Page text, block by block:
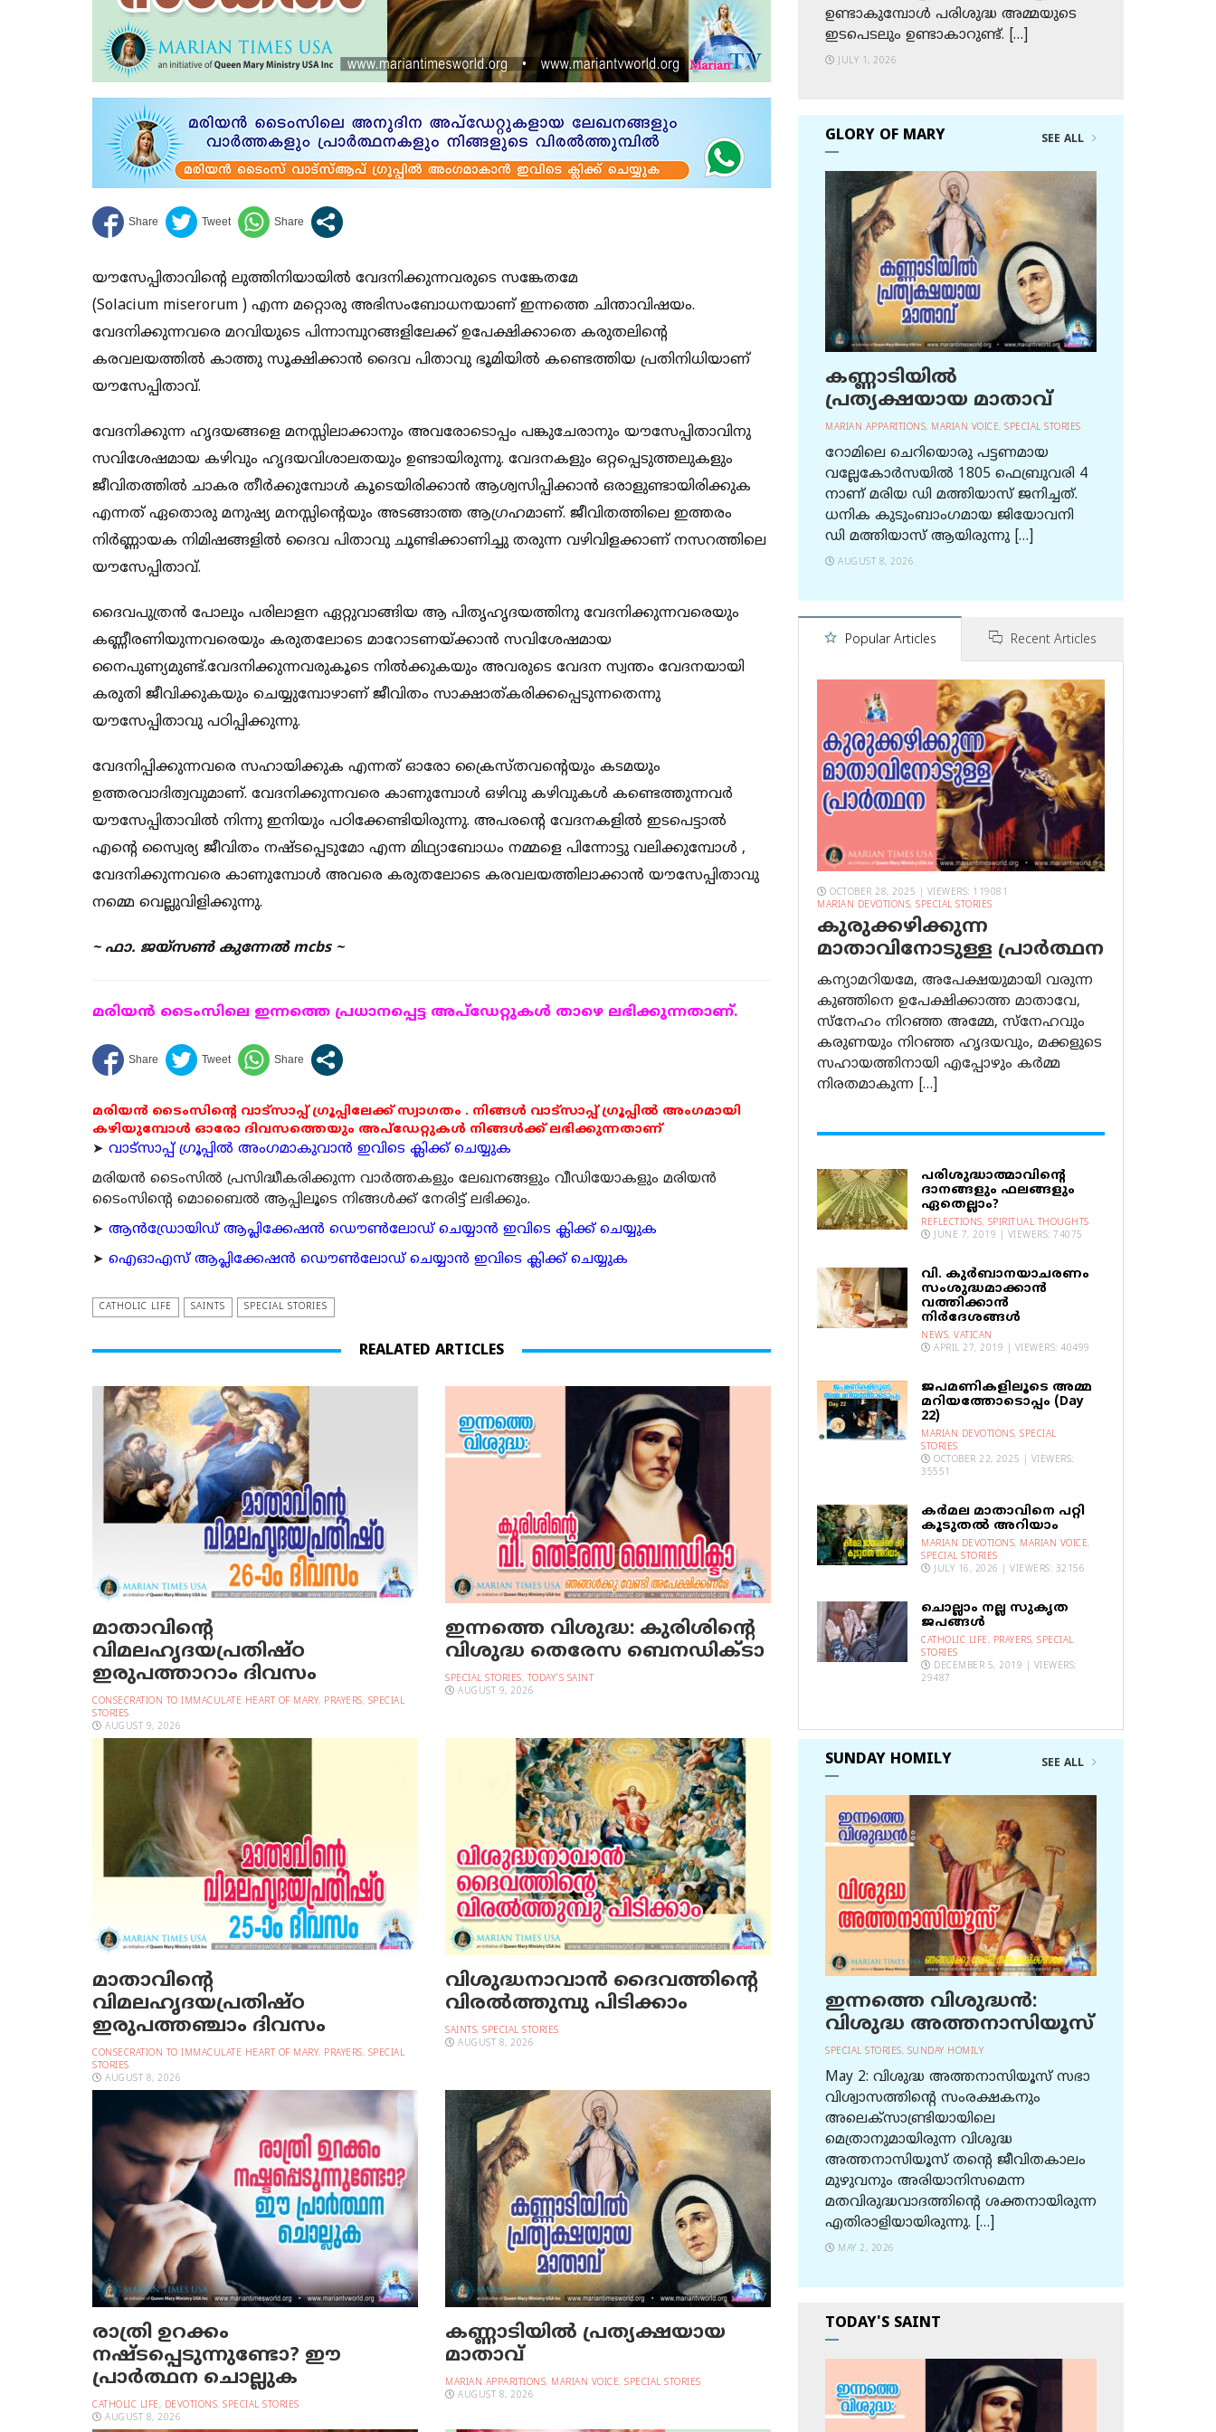
യൗസേപ്പിതാവിൻ്റെ ലുത്തിനിയായിൽ വേദനിക്കുന്നവരുടെ സങ്കേതമേ
(Solacium miserorum ) എന്ന മറ്റൊരു അഭിസംബോധനയാണ് ഇന്നത്തെ ചിന്താവിഷയം.
വേദനിക്കുന്നവരെ മറവിയുടെ പിന്നാമ്പുറങ്ങളിലേക്ക് ഉപേക്ഷിക്കാതെ കരുതലിൻ്റെ
കരവലയത്തിൽ കാത്തു സൂക്ഷിക്കാൻ ദൈവ പിതാവു ഭൂമിയിൽ കണ്ടെത്തിയ പ്രതിനിധിയാണ്
യൗസേപ്പിതാവ്.
വേദനിക്കുന്ന ഹൃദയങ്ങളെ മനസ്സിലാക്കാനും അവരോടൊപ്പം പങ്കുചേരാനും യൗസേപ്പിതാവിനു
സവിശേഷമായ കഴിവും ഹൃദയവിശാലതയും ഉണ്ടായിരുന്നു. വേദനകളും ഒറ്റപ്പെടുത്തലുകളും
ജീവിതത്തിൽ ചാകര തീർക്കുമ്പോൾ കൂടെയിരിക്കാൻ ആശ്വസിപ്പിക്കാൻ ഒരാളുണ്ടായിരിക്കുക
എന്നത് ഏതൊരു മനുഷ്യ മനസ്സിൻ്റെയും അടങ്ങാത്ത ആഗ്രഹമാണ്. ജീവിതത്തിലെ ഇത്തരം
നിർണ്ണായക നിമിഷങ്ങളിൽ ദൈവ പിതാവു ചൂണ്ടിക്കാണിച്ചു തരുന്ന വഴിവിളക്കാണ് നസറത്തിലെ
യൗസേപ്പിതാവ്.
ദൈവപുത്രൻ പോലും പരിലാളന ഏറ്റുവാങ്ങിയ ആ പിതൃഹൃദയത്തിനു വേദനിക്കുന്നവരെയും
കണ്ണീരണിയുന്നവരെയും കരുതലോടെ മാറോടണയ്ക്കാൻ സവിശേഷമായ
നൈപുണ്യമുണ്ട്.വേദനിക്കുന്നവരുകൂടെ നിൽക്കുകയും അവരുടെ വേദന സ്വന്തം വേദനയായി
കരുതി ജീവിക്കുകയും ചെയ്യുമ്പോഴാണ് ജീവിതം സാക്ഷാത്കരിക്കപ്പെടുന്നതെന്നു
യൗസേപ്പിതാവു പഠിപ്പിക്കുന്നു.
വേദനിപ്പിക്കുന്നവരെ സഹായിക്കുക എന്നത് ഓരോ ക്രൈസ്തവൻ്റെയും കടമയും
ഉത്തരവാദിത്വവുമാണ്. വേദനിക്കുന്നവരെ കാണുമ്പോൾ ഒഴിവു കഴിവുകൾ കണ്ടെത്തുന്നവർ
യൗസേപ്പിതാവിൽ നിന്നു ഇനിയും പഠിക്കേണ്ടിയിരുന്നു. അപരൻ്റെ വേദനകളിൽ ഇടപെട്ടാൽ
എൻ്റെ സ്വൈര്യ ജീവിതം നഷ്ടപ്പെടുമോ എന്ന മിഥ്യാബോധം നമ്മളെ പിന്നോട്ടു വലിക്കുമ്പോൾ ,
വേദനിക്കുന്നവരെ കാണുമ്പോൾ അവരെ കരുതലോടെ കരവലയത്തിലാക്കാൻ യൗസേപ്പിതാവു
നമ്മെ വെല്ലുവിളിക്കുന്നു.
~ ഫാ. ജയ്സൺ കുന്നേൽ mcbs ~
മരിയന്‍ ടൈംസിലെ ഇന്നത്തെ പ്രധാനപ്പെട്ട അപ്ഡേറ്റുകള്‍ താഴെ ലഭിക്കുന്നതാണ്.
മരിയൻ ടൈംസിന്റെ വാട്സാപ്പ് ഗ്രൂപ്പിലേക്ക് സ്വാഗതം . നിങ്ങൾ വാട്സാപ്പ് ഗ്രൂപ്പിൽ അംഗമായി
കഴിയുമ്പോൾ ഓരോ ദിവസത്തെയും അപ്ഡേറ്റുകൾ നിങ്ങൾക്ക് ലഭിക്കുന്നതാണ്
➤ വാട്സാപ്പ് ഗ്രൂപ്പിൽ അംഗമാകുവാൻ ഇവിടെ ക്ലിക്ക് ചെയ്യുക
മരിയന്‍ ടൈംസില്‍ പ്രസിദ്ധീകരിക്കുന്ന വാര്‍ത്തകളും ലേഖനങ്ങളും വീഡിയോകളും മരിയന്‍
ടൈംസിന്റെ മൊബൈല്‍ ആപ്പിലൂടെ നിങ്ങള്‍ക്ക് നേരിട്ട് ലഭിക്കും.
➤ ആന്‍ഡ്രോയിഡ് ആപ്ലിക്കേഷന്‍ ഡൌണ്‍ലോഡ് ചെയ്യാന്‍ ഇവിടെ ക്ലിക്ക് ചെയ്യുക
➤ ഐഓഎസ് ആപ്ലിക്കേഷന്‍ ഡൌണ്‍ലോഡ് ചെയ്യാന്‍ ഇവിടെ ക്ലിക്ക് ചെയ്യുക
CATHOLIC LIFE SAINTS SPECIAL STORIES
REALATED ARTICLES
മാതാവിന്റെ
വിമലഹൃദയപ്രതിഷ്ഠ
ഇരുപത്താറാം ദിവസം
CONSECRATION TO IMMACULATE HEART OF MARY, PRAYERS, SPECIAL
STORIES
AUGUST 9, 2026
ഇന്നത്തെ വിശുദ്ധ: കുരിശിന്റെ
വിശുദ്ധ തെരേസ ബെനഡിക്ടാ
SPECIAL STORIES, TODAY'S SAINT
AUGUST 9, 2026
മാതാവിന്റെ
വിമലഹൃദയപ്രതിഷ്ഠ
ഇരുപത്തഞ്ചാം ദിവസം
CONSECRATION TO IMMACULATE HEART OF MARY, PRAYERS, SPECIAL
STORIES
AUGUST 8, 2026
വിശുദ്ധനാവാന്‍ ദൈവത്തിന്റെ
വിരല്‍ത്തുമ്പു പിടിക്കാം
SAINTS, SPECIAL STORIES
AUGUST 8, 2026
രാത്രി ഉറക്കം
നഷ്ടപ്പെടുന്നുണ്ടോ? ഈ
പ്രാര്‍ത്ഥന ചൊല്ലുക
CATHOLIC LIFE, DEVOTIONS, SPECIAL STORIES
AUGUST 8, 2026
കണ്ണാടിയില്‍ പ്രത്യക്ഷയായ
മാതാവ്
MARIAN APPARITIONS, MARIAN VOICE, SPECIAL STORIES
AUGUST 8, 2026
ഉണ്ടാകുമ്പോള്‍ പരിശുദ്ധ അമ്മയുടെ
ഇടപെടലും ഉണ്ടാകാറുണ്ട്. […]
JULY 1, 2026
GLORY OF MARY SEE ALL
കണ്ണാടിയില്‍
പ്രത്യക്ഷയായ മാതാവ്
MARIAN APPARITIONS, MARIAN VOICE, SPECIAL STORIES
റോമിലെ ചെറിയൊരു പട്ടണമായ
വല്ലേകോര്‍സയില്‍ 1805 ഫെബ്രുവരി 4
നാണ് മരിയ ഡി മത്തിയാസ് ജനിച്ചത്.
ധനിക കുടുംബാംഗമായ ജിയോവനി
ഡി മത്തിയാസ് ആയിരുന്നു […]
AUGUST 8, 2026
Popular Articles Recent Articles
OCTOBER 28, 2025 | VIEWERS: 119081
MARIAN DEVOTIONS, SPECIAL STORIES
കുരുക്കഴിക്കുന്ന
മാതാവിനോടുള്ള പ്രാര്‍ത്ഥന
കന്യാമറിയമേ, അപേക്ഷയുമായി വരുന്ന
കുഞ്ഞിനെ ഉപേക്ഷിക്കാത്ത മാതാവേ,
സ്നേഹം നിറഞ്ഞ അമ്മേ, സ്നേഹവും
കരുണയും നിറഞ്ഞ ഹൃദയവും, മക്കളുടെ
സഹായത്തിനായി എപ്പോഴും കർമ്മ
നിരതമാകുന്ന […]
പരിശുദ്ധാത്മാവിന്റെ
ദാനങ്ങളും ഫലങ്ങളും
ഏതെല്ലാം?
REFLECTIONS, SPIRITUAL THOUGHTS
JUNE 7, 2019 | VIEWERS: 74075
വി. കുര്‍ബാനയാചരണം
സംശുദ്ധമാക്കാന്‍
വത്തിക്കാന്‍
നിര്‍ദേശങ്ങള്‍
NEWS, VATICAN
APRIL 27, 2019 | VIEWERS: 40499
ജപമണികളിലൂടെ അമ്മ
മറിയത്തോടൊപ്പം (Day
22)
MARIAN DEVOTIONS, SPECIAL
STORIES
OCTOBER 22, 2025 | VIEWERS:
35551
കര്‍മല മാതാവിനെ പറ്റി
കൂടുതല്‍ അറിയാം
MARIAN DEVOTIONS, MARIAN VOICE,
SPECIAL STORIES
JULY 16, 2026 | VIEWERS: 32156
ചൊല്ലാം നല്ല സുകൃത
ജപങ്ങൾ
CATHOLIC LIFE, PRAYERS, SPECIAL
STORIES
DECEMBER 5, 2019 | VIEWERS:
29487
SUNDAY HOMILY SEE ALL
ഇന്നത്തെ വിശുദ്ധന്‍:
വിശുദ്ധ അത്തനാസിയൂസ്
SPECIAL STORIES, SUNDAY HOMILY
May 2: വിശുദ്ധ അത്തനാസിയൂസ് സഭാ
വിശ്വാസത്തിന്റെ സംരക്ഷകനും
അലെക്സാണ്ട്രിയായിലെ
മെത്രാനുമായിരുന്ന വിശുദ്ധ
അത്തനാസിയൂസ് തന്റെ ജീവിതകാലം
മുഴുവനും അരിയാനിസമെന്ന
മതവിരുദ്ധവാദത്തിന്റെ ശക്തനായിരുന്ന
എതിരാളിയായിരുന്നു. […]
MAY 2, 2026
TODAY'S SAINT